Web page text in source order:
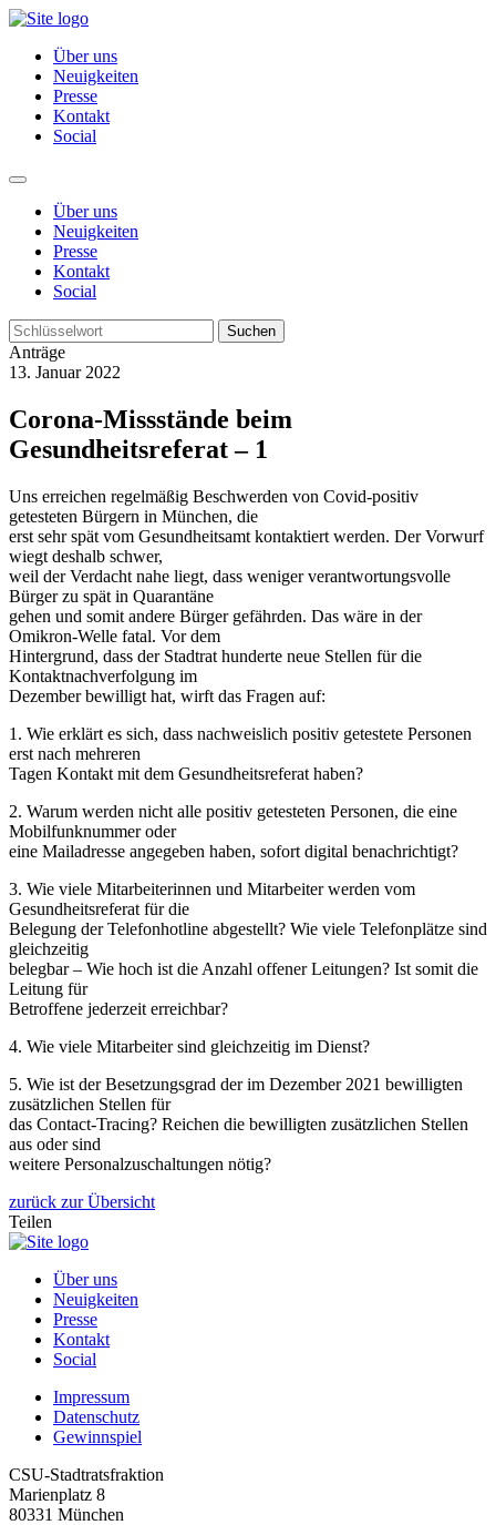
Über uns
Neuigkeiten
Presse
Kontakt
Social
Über uns
Neuigkeiten
Presse
Kontakt
Social
Suchen
Anträge
13. Januar 2022
Corona-Missstände beim
Gesundheitsreferat – 1
Uns erreichen regelmäßig Beschwerden von Covid-positiv
getesteten Bürgern in München, die
erst sehr spät vom Gesundheitsamt kontaktiert werden. Der Vorwurf
wiegt deshalb schwer,
weil der Verdacht nahe liegt, dass weniger verantwortungsvolle
Bürger zu spät in Quarantäne
gehen und somit andere Bürger gefährden. Das wäre in der
Omikron-Welle fatal. Vor dem
Hintergrund, dass der Stadtrat hunderte neue Stellen für die
Kontaktnachverfolgung im
Dezember bewilligt hat, wirft das Fragen auf:
1. Wie erklärt es sich, dass nachweislich positiv getestete Personen
erst nach mehreren
Tagen Kontakt mit dem Gesundheitsreferat haben?
2. Warum werden nicht alle positiv getesteten Personen, die eine
Mobilfunknummer oder
eine Mailadresse angegeben haben, sofort digital benachrichtigt?
3. Wie viele Mitarbeiterinnen und Mitarbeiter werden vom
Gesundheitsreferat für die
Belegung der Telefonhotline abgestellt? Wie viele Telefonplätze sind
gleichzeitig
belegbar – Wie hoch ist die Anzahl offener Leitungen? Ist somit die
Leitung für
Betroffene jederzeit erreichbar?
4. Wie viele Mitarbeiter sind gleichzeitig im Dienst?
5. Wie ist der Besetzungsgrad der im Dezember 2021 bewilligten
zusätzlichen Stellen für
das Contact-Tracing? Reichen die bewilligten zusätzlichen Stellen
aus oder sind
weitere Personalzuschaltungen nötig?
zurück zur Übersicht
Teilen
Über uns
Neuigkeiten
Presse
Kontakt
Social
Impressum
Datenschutz
Gewinnspiel
CSU-Stadtratsfraktion
Marienplatz 8
80331 München